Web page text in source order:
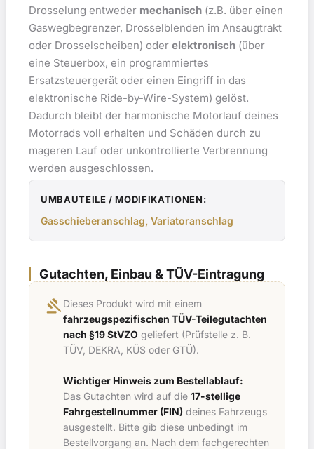
Drosselung entweder mechanisch (z.B. über einen
Gaswegbegrenzer, Drosselblenden im Ansaugtrakt
oder Drosselscheiben) oder elektronisch (über
eine Steuerbox, ein programmiertes
Ersatzsteuergerät oder einen Eingriff in das
elektronische Ride-by-Wire-System) gelöst.
Dadurch bleibt der harmonische Motorlauf deines
Motorrads voll erhalten und Schäden durch zu
mageren Lauf oder unkontrollierte Verbrennung
werden ausgeschlossen.
UMBAUTEILE / MODIFIKATIONEN:
Gasschieberanschlag, Variatoranschlag
Gutachten, Einbau & TÜV-Eintragung
gavel Dieses Produkt wird mit einem
fahrzeugspezifischen TÜV-Teilegutachten
nach §19 StVZO geliefert (Prüfstelle z. B.
TÜV, DEKRA, KÜS oder GTÜ).
Wichtiger Hinweis zum Bestellablauf:
Das Gutachten wird auf die 17-stellige
Fahrgestellnummer (FIN) deines Fahrzeugs
ausgestellt. Bitte gib diese unbedingt im
Bestellvorgang an. Nach dem fachgerechten